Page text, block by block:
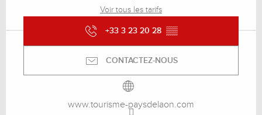
Voir tous les tarifs
+33 3 23 20 28 ▒▒
CONTACTEZ-NOUS
www.tourisme-paysdelaon.com